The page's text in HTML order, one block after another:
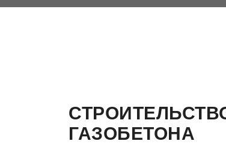
ГАЗОБЕТОНА